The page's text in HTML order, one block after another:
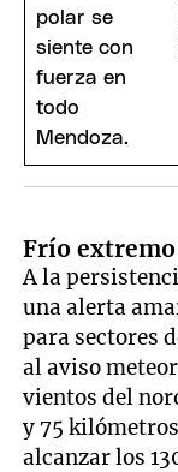
Frío
A la
una alerta
para sectores
al aviso
vientos del
y 75
alcanzar los